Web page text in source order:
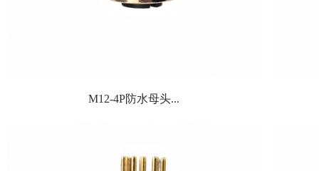
M12-4P防水母头...